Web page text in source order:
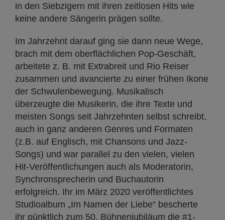
in den Siebzigern mit ihren zeitlosen Hits wie
keine andere Sängerin prägen sollte.
Im Jahrzehnt darauf ging sie dann neue Wege,
brach mit dem oberflächlichen Pop-Geschäft,
arbeitete z. B. mit Extrabreit und Rio Reiser
zusammen und avancierte zu einer frühen Ikone
der Schwulenbewegung. Musikalisch
überzeugte die Musikerin, die ihre Texte und
meisten Songs seit Jahrzehnten selbst schreibt,
auch in ganz anderen Genres und Formaten
(z.B. auf Englisch, mit Chansons und Jazz-
Songs) und war parallel zu den vielen, vielen
Hit-Veröffentlichungen auch als Moderatorin,
Synchronsprecherin und Buchautorin
erfolgreich. Ihr im März 2020 veröffentlichtes
Studioalbum „Im Namen der Liebe“ bescherte
ihr pünktlich zum 50. Bühnenjubiläum die #1-